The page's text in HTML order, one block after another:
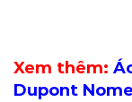
Xem thêm:
Dupont